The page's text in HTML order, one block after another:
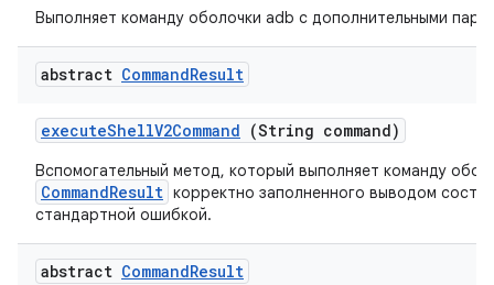
Выполняет команду оболочки adb с дополнительными
abstract CommandResult
executeShellV2Command (String command)
Вспомогательный метод, который выполняет команду
CommandResult корректно заполненного выводом
стандартной ошибкой.
abstract CommandResult